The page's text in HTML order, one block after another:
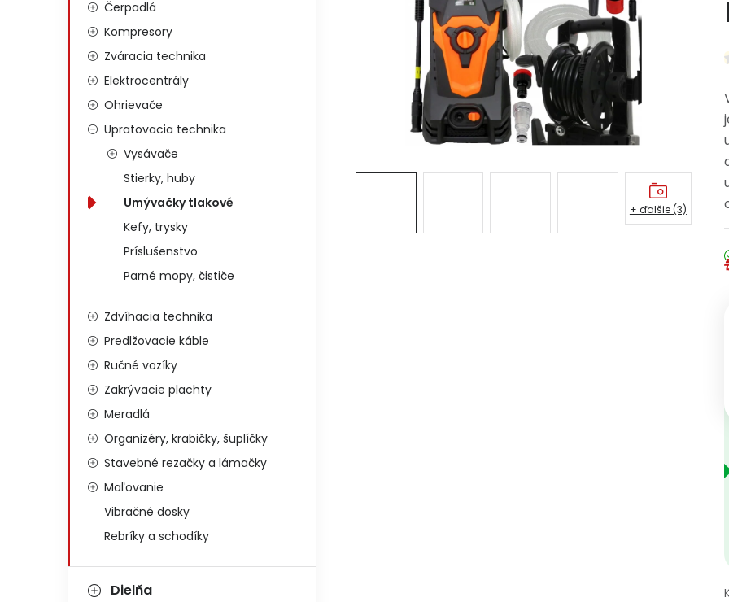
Čerpadlá
Kompresory
Zváracia technika
Elektrocentrály
Ohrievače
Upratovacia technika
Vysávače
Stierky, huby
Umývačky tlakové
Kefy, trysky
Príslušenstvo
Parné mopy, čističe
Zdvíhacia technika
Predlžovacie káble
Ručné vozíky
Zakrývacie plachty
Meradlá
Organizéry, krabičky, šuplíčky
Stavebné rezačky a lámačky
Maľovanie
Vibračné dosky
Rebríky a schodíky
Dielňa
+ ďalšie (3)